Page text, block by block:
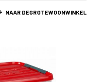
NAAR DEGROTEWOONWINKEL